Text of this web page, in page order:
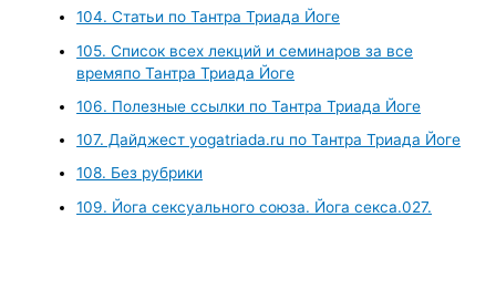
104. Статьи по Тантра Триада Йоге
105. Список всех лекций и семинаров за все
времяпо Тантра Триада Йоге
106. Полезные ссылки по Тантра Триада Йоге
107. Дайджест yogatriada.ru по Тантра Триада Йоге
108. Без рубрики
109. Йога сексуального союза. Йога секса.027.